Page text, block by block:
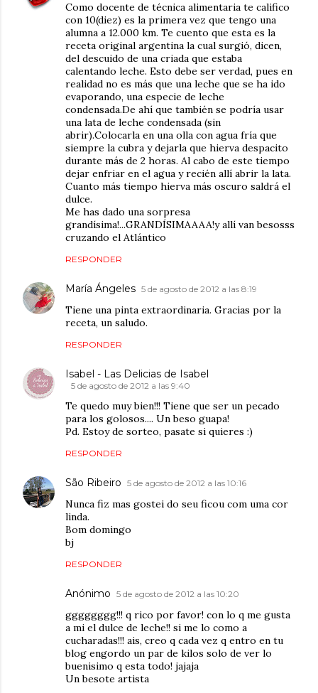
Como docente de técnica alimentaria te califico
con 10(diez) es la primera vez que tengo una
alumna a 12.000 km. Te cuento que esta es la
receta original argentina la cual surgió, dicen,
del descuido de una criada que estaba
calentando leche. Esto debe ser verdad, pues en
realidad no es más que una leche que se ha ido
evaporando, una especie de leche
condensada.De ahí que también se podría usar
una lata de leche condensada (sin
abrir).Colocarla en una olla con agua fría que
siempre la cubra y dejarla que hierva despacito
durante más de 2 horas. Al cabo de este tiempo
dejar enfriar en el agua y recién allí abrir la lata.
Cuanto más tiempo hierva más oscuro saldrá el
dulce.
Me has dado una sorpresa
grandísima!...GRANDÍSIMAAAA!y allí van besosss
cruzando el Atlántico
RESPONDER
María Ángeles 5 de agosto de 2012 a las 8:19
Tiene una pinta extraordinaria. Gracias por la
receta, un saludo.
RESPONDER
Isabel - Las Delicias de Isabel
5 de agosto de 2012 a las 9:40
Te quedo muy bien!!! Tiene que ser un pecado
para los golosos.... Un beso guapa!
Pd. Estoy de sorteo, pasate si quieres :)
RESPONDER
São Ribeiro 5 de agosto de 2012 a las 10:16
Nunca fiz mas gostei do seu ficou com uma cor
linda.
Bom domingo
bj
RESPONDER
Anónimo 5 de agosto de 2012 a las 10:20
gggggggg!!! q rico por favor! con lo q me gusta
a mi el dulce de leche!! si me lo como a
cucharadas!!! ais, creo q cada vez q entro en tu
blog engordo un par de kilos solo de ver lo
buenisimo q esta todo! jajaja
Un besote artista